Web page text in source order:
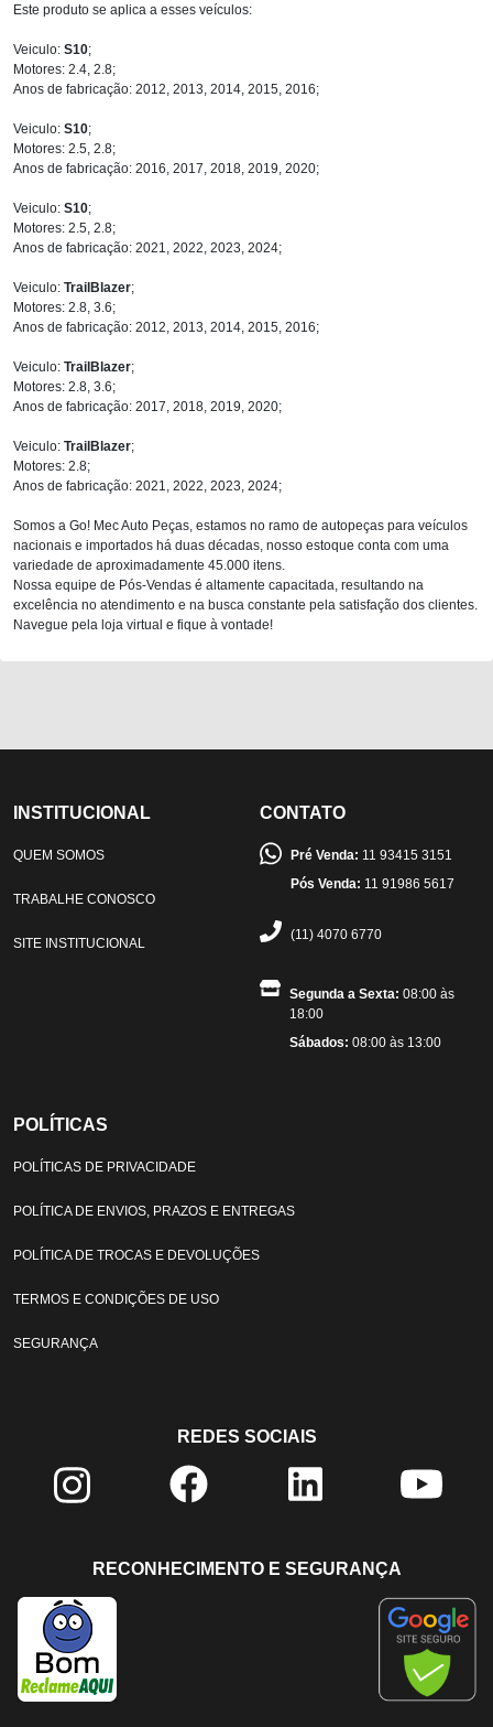
Este produto se aplica a esses veículos:
Veiculo: S10;
Motores: 2.4, 2.8;
Anos de fabricação: 2012, 2013, 2014, 2015, 2016;
Veiculo: S10;
Motores: 2.5, 2.8;
Anos de fabricação: 2016, 2017, 2018, 2019, 2020;
Veiculo: S10;
Motores: 2.5, 2.8;
Anos de fabricação: 2021, 2022, 2023, 2024;
Veiculo: TrailBlazer;
Motores: 2.8, 3.6;
Anos de fabricação: 2012, 2013, 2014, 2015, 2016;
Veiculo: TrailBlazer;
Motores: 2.8, 3.6;
Anos de fabricação: 2017, 2018, 2019, 2020;
Veiculo: TrailBlazer;
Motores: 2.8;
Anos de fabricação: 2021, 2022, 2023, 2024;
Somos a Go! Mec Auto Peças, estamos no ramo de autopeças para veículos
nacionais e importados há duas décadas, nosso estoque conta com uma
variedade de aproximadamente 45.000 itens.
Nossa equipe de Pós-Vendas é altamente capacitada, resultando na
excelência no atendimento e na busca constante pela satisfação dos clientes.
Navegue pela loja virtual e fique à vontade!
INSTITUCIONAL
QUEM SOMOS
TRABALHE CONOSCO
SITE INSTITUCIONAL
CONTATO
Pré Venda: 11 93415 3151
Pós Venda: 11 91986 5617
(11) 4070 6770
Segunda a Sexta: 08:00 às
18:00
Sábados: 08:00 às 13:00
POLÍTICAS
POLÍTICAS DE PRIVACIDADE
POLÍTICA DE ENVIOS, PRAZOS E ENTREGAS
POLÍTICA DE TROCAS E DEVOLUÇÕES
TERMOS E CONDIÇÕES DE USO
SEGURANÇA
REDES SOCIAIS
RECONHECIMENTO E SEGURANÇA